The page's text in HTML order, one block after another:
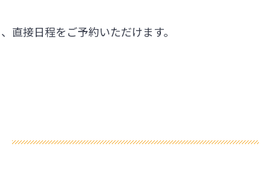
直接日程をご予約いただけます。